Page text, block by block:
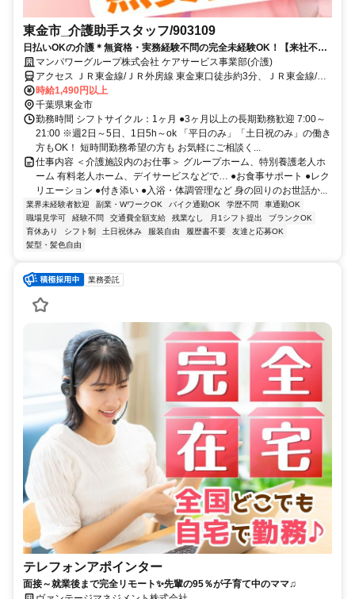
東金市_介護助手スタッフ/903109
日払いOKの介護＊無資格・実務経験不問の完全未経験OK！【来社不
要！WEB・電話登録OK】
マンパワーグループ株式会社 ケアサービス事業部(介護)
アクセス ＪＲ東金線/ＪＲ外房線 東金東口徒歩約3分、ＪＲ東金線/Ｊ
Ｒ外房線 福俵徒歩約36分、ＪＲ東金線/ＪＲ外房線 求名出入口1徒歩
約51分 車・バイク通勤OK（派遣先による）
時給1,490円以上
千葉県東金市
勤務時間 シフトサイクル：1ヶ月 ●3ヶ月以上の長期勤務歓迎 7:00～
21:00 ※週2日～5日、1日5h～ok 「平日のみ」「土日祝のみ」の働き
方もOK！ 短時間勤務希望の方も お気軽にご相談く...
仕事内容 ＜介護施設内のお仕事＞ グループホーム、特別養護老人ホ
ーム 有料老人ホーム、デイサービスなどで… ●お食事サポート ●レク
リエーション ●付き添い ●入浴・体調管理など 身の回りのお世話か...
業界未経験者歓迎 副業・WワークOK バイク通勤OK 学歴不問
車通勤OK
職場見学可
経験不問 交通費全額支給 残業なし 月1シフト提出
ブランクOK
育休あり
シフト制 土日祝休み 服装自由 履歴書不要
友達と応募OK
髪型・髪色自由
業務委託
テレフォンアポインター
面接～就業後まで完全リモート✨先輩の95％が子育て中のママ♫